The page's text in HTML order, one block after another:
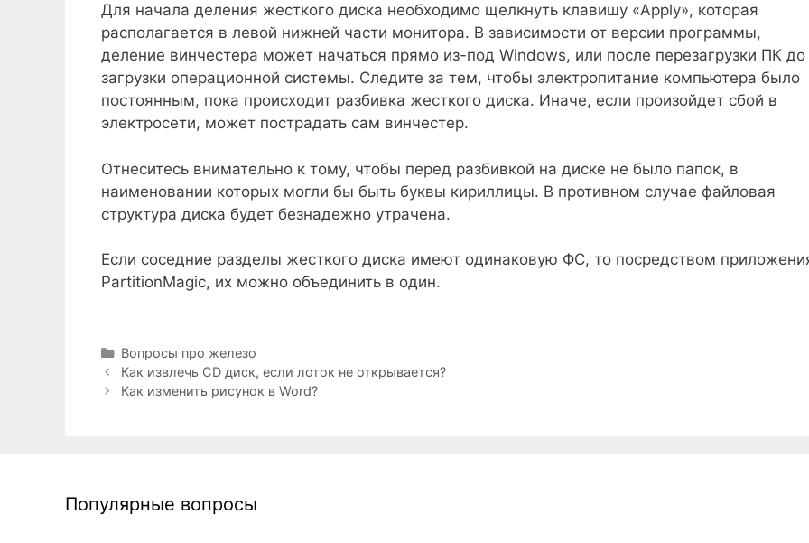
Для начала деления жесткого диска необходимо щелкнуть клавишу «Apply», которая
располагается в левой нижней части монитора. В зависимости от версии программы,
деление винчестера может начаться прямо из-под Windows, или после перезагрузки ПК до
загрузки операционной системы. Следите за тем, чтобы электропитание компьютера было
постоянным, пока происходит разбивка жесткого диска. Иначе, если произойдет сбой в
электросети, может пострадать сам винчестер.
Отнеситесь внимательно к тому, чтобы перед разбивкой на диске не было папок, в
наименовании которых могли бы быть буквы кириллицы. В противном случае файловая
структура диска будет безнадежно утрачена.
Если соседние разделы жесткого диска имеют одинаковую ФС, то посредством
PartitionMagic, их можно объединить в один.
Рубрики
Вопросы про железо
Как извлечь CD диск, если лоток не открывается?
Как изменить рисунок в Word?
Популярные вопросы